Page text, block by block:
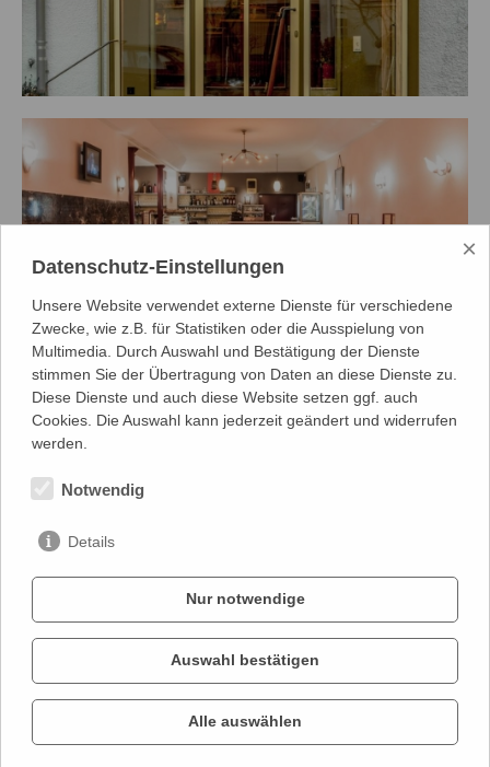
IMPRESSUM
Datenschutz-Einstellungen
×
Unsere Website verwendet externe Dienste für verschiedene
Zwecke, wie z.B. für Statistiken oder die Ausspielung von
Multimedia. Durch Auswahl und Bestätigung der Dienste
stimmen Sie der Übertragung von Daten an diese Dienste zu.
Diese Dienste und auch diese Website setzen ggf. auch
Cookies. Die Auswahl kann jederzeit geändert und widerrufen
werden.
Notwendig
Details
Nur notwendige
Auswahl bestätigen
Alle auswählen